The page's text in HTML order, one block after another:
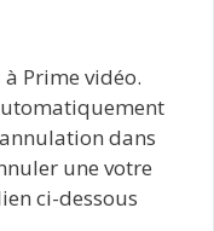
Prime vidéo.
dans
une votre
ci-dessous